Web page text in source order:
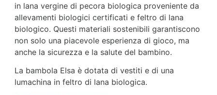
in lana vergine di pecora biologica proveniente da
allevamenti biologici certificati e feltro di lana
biologico. Questi materiali sostenibili garantiscono
non solo una piacevole esperienza di gioco, ma
anche la sicurezza e la salute del bambino.
La bambola Elsa è dotata di vestiti e di una
lumachina in feltro di lana biologica.